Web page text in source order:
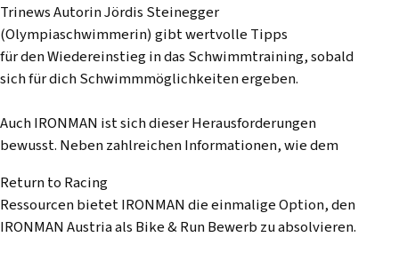
Trinews Autorin Jördis Steinegger
(Olympiaschwimmerin) gibt wertvolle Tipps
für den Wiedereinstieg in das Schwimmtraining, sobald
sich für dich Schwimmmöglichkeiten ergeben.
Auch IRONMAN ist sich dieser Herausforderungen
bewusst. Neben zahlreichen Informationen, wie dem
Return to Racing
Ressourcen bietet IRONMAN die einmalige Option, den
IRONMAN Austria als Bike & Run Bewerb zu absolvieren.